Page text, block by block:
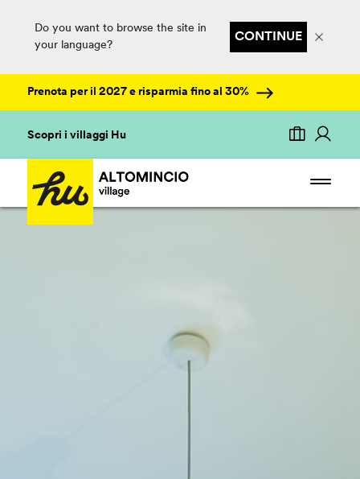
Do you want to browse the site in
your language?
CONTINUE
Prenota per il 2027 e risparmia fino al 30%
Scopri i villaggi Hu